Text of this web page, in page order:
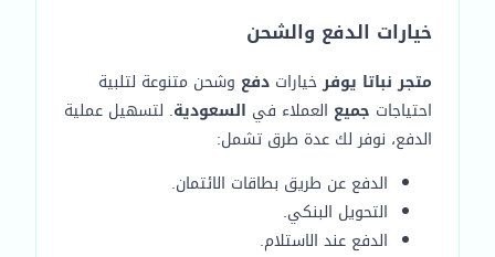
خيارات الدفع والشحن
متجر نباتا يوفرخيارات دفع وشحن متنوعة لتلبية
احتياجات جميع العملاء في السعودية. لتسهيل عملية
الدفع، نوفر لك عدة طرق تشمل:
الدفع عن طريق بطاقات الائتمان.
التحويل البنكي.
الدفع عند الاستلام.